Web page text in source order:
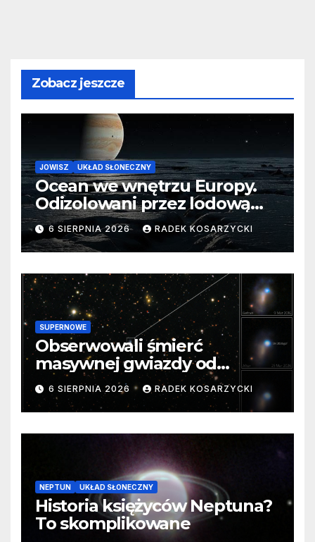
Zobacz jeszcze
JOWISZ UKŁAD SŁONECZNY
Ocean we wnętrzu Europy.
Odizolowani przez lodową
barierę
6 SIERPNIA 2026 RADEK KOSARZYCKI
SUPERNOWE
Obserwowali śmierć
masywnej gwiazdy od
samego początku. Niezwykle
cenne dane
6 SIERPNIA 2026 RADEK KOSARZYCKI
NEPTUN UKŁAD SŁONECZNY
Historia księżyców Neptuna?
To skomplikowane